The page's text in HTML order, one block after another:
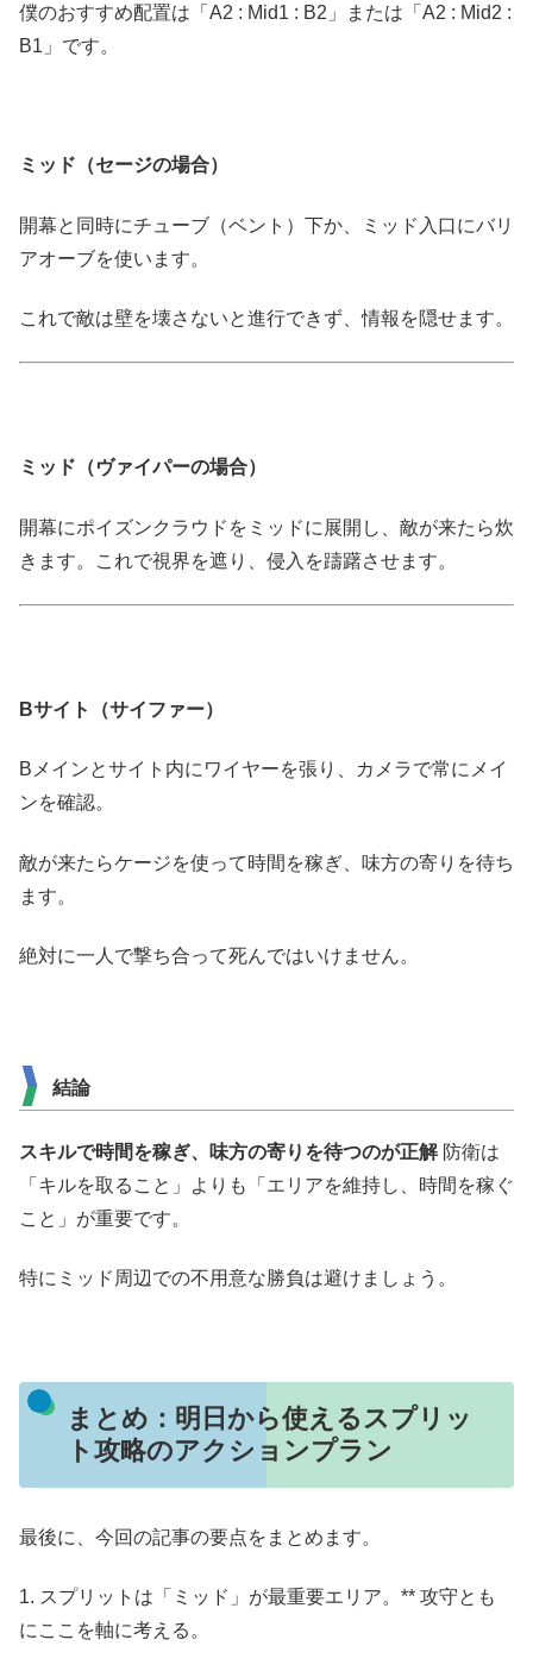
僕のおすすめ配置は「A2 : Mid1 : B2」または「A2 : Mid2 :
B1」です。
ミッド（セージの場合）
開幕と同時にチューブ（ベント）下か、ミッド入口にバリ
アオーブを使います。
これで敵は壁を壊さないと進行できず、情報を隠せます。
ミッド（ヴァイパーの場合）
開幕にポイズンクラウドをミッドに展開し、敵が来たら炊
きます。これで視界を遮り、侵入を躊躇させます。
Bサイト（サイファー）
Bメインとサイト内にワイヤーを張り、カメラで常にメイ
ンを確認。
敵が来たらケージを使って時間を稼ぎ、味方の寄りを待ち
ます。
絶対に一人で撃ち合って死んではいけません。
結論
スキルで時間を稼ぎ、味方の寄りを待つのが正解防衛は
「キルを取ること」よりも「エリアを維持し、時間を稼ぐ
こと」が重要です。
特にミッド周辺での不用意な勝負は避けましょう。
まとめ：明日から使えるスプリッ
ト攻略のアクションプラン
最後に、今回の記事の要点をまとめます。
1. スプリットは「ミッド」が最重要エリア。** 攻守とも
にここを軸に考える。